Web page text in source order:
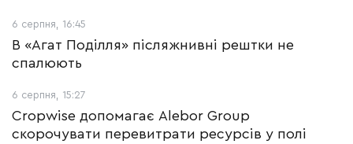
6 серпня, 16:45
В «Агат Поділля» післяжнивні рештки не
спалюють
6 серпня, 15:27
Cropwise допомагає Alebor Group
скорочувати перевитрати ресурсів у полі